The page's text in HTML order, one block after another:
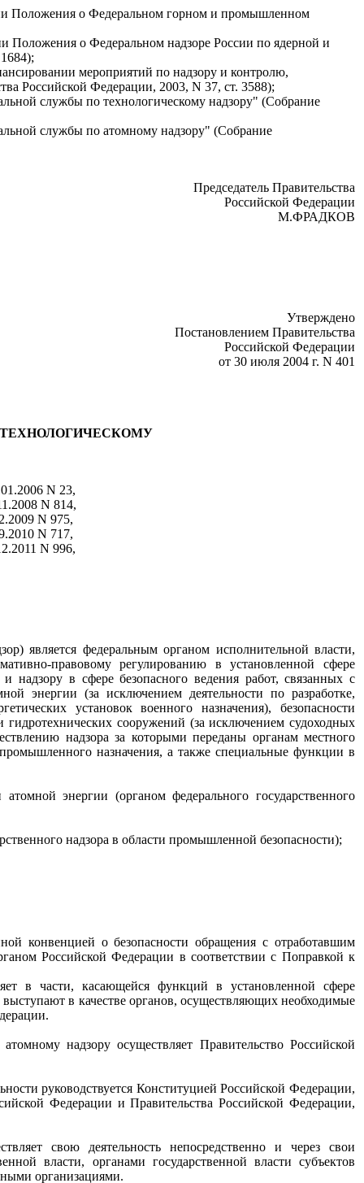
Положения о Федеральном горном и промышленном
Положения о Федеральном надзоре России по ядерной и
мероприятий по надзору и контролю,
Российской Федерации, 2003, N 37, ст. 3588);
службы по технологическому надзору" (Собрание
службы по атомному надзору" (Собрание
Председатель Правительства
Российской Федерации
М.ФРАДКОВ
Утверждено
Постановлением Правительства
Российской Федерации
от 30 июля 2004 г. N 401
N 23,
N 814,
N 975,
N 717,
N 996,
является федеральным органом исполнительной власти,
правовому регулированию в установленной сфере
надзору в сфере безопасного ведения работ, связанных с
энергии (за исключением деятельности по разработке,
установок военного назначения), безопасности
гидротехнических сооружений (за исключением судоходных
надзора за которыми переданы органам местного
назначения, а также специальные функции в
энергии (органом федерального государственного
надзора в области промышленной безопасности);
конвенцией о безопасности обращения с отработавшим
Российской Федерации в соответствии с Поправкой к
в части, касающейся функций в установленной сфере
в качестве органов, осуществляющих необходимые
надзору осуществляет Правительство Российской
руководствуется Конституцией Российской Федерации,
Федерации и Правительства Российской Федерации,
свою деятельность непосредственно и через свои
власти, органами государственной власти субъектов
организациями.